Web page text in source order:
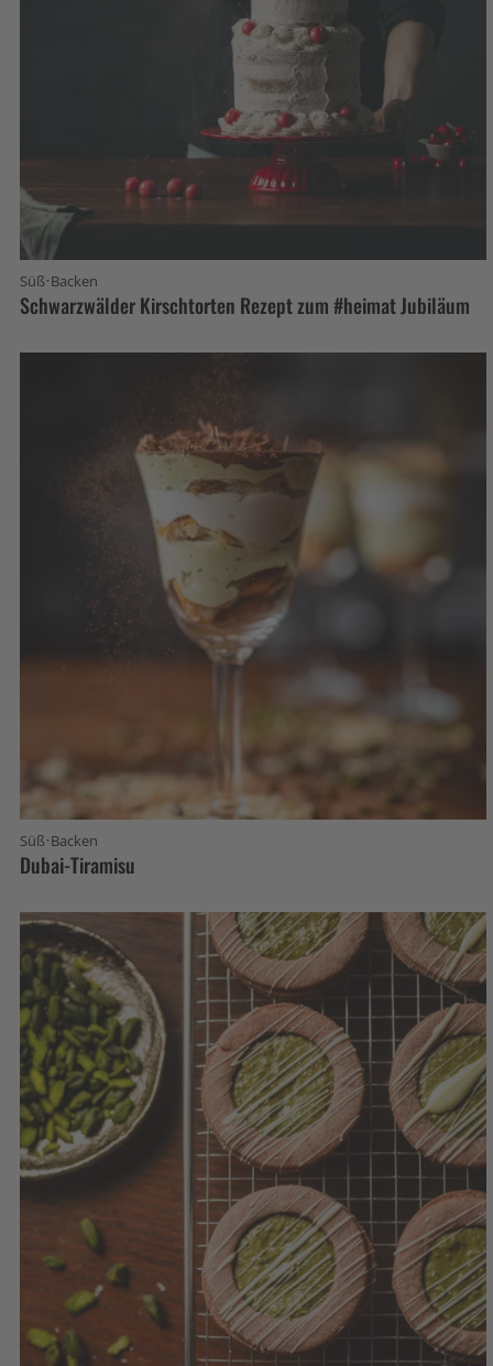
Süß·Backen
Schwarzwälder Kirschtorten Rezept zum #heimat Jubiläum
Süß·Backen
Dubai-Tiramisu